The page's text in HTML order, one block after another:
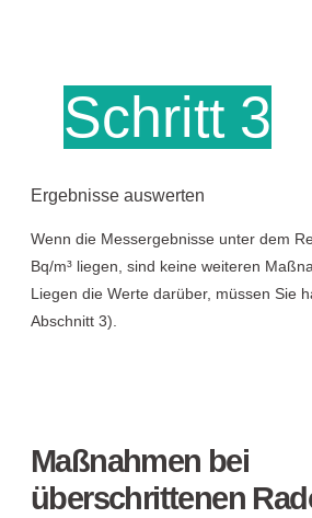
Schritt 3
Ergebnisse auswerten
Wenn die Messergebnisse unter dem
Bq/m³ liegen, sind keine weiteren
Liegen die Werte darüber, müssen Sie
Abschnitt 3).
Maßnahmen bei
überschrittenen